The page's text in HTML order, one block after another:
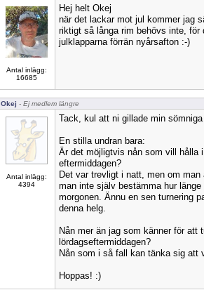
Antal inlägg:
16685
Hej helt Okej
när det lackar mot jul kommer jag
riktigt så långa rim behövs inte, för
julklapparna förrän nyårsafton :-)
Okej - Ej medlem längre
Antal inlägg:
4394
Tack, kul att ni gillade min
En stilla undran bara:
Är det möjligtvis nån som vill hålla
eftermiddagen?
Det var trevligt i natt, men om man
man inte själv bestämma hur
morgonen. Ännu en sen turnering
denna helg.
Nån mer än jag som känner för att
lördagseftermiddagen?
Nån som i så fall kan tänka sig att
Hoppas! :)